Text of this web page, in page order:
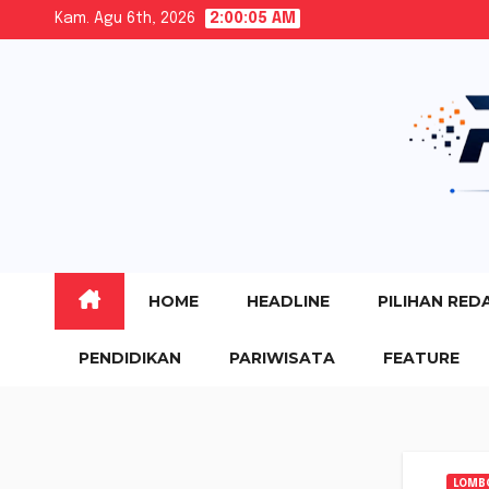
Kam. Agu 6th, 2026 2:00:06 AM
HOME HEADLINE PILIHAN
PENDIDIKAN PARIWISATA FEATURE